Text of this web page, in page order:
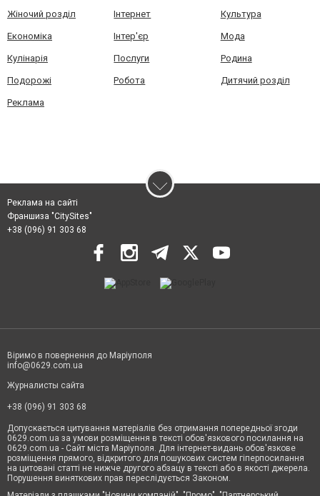
Жіночий розділ Інтернет Культура
Економіка Інтер'єр Мода
Кулінарія Послуги Родина
Подорожі Робота Дитячий розділ
Реклама
Реклама на сайті
Франшиза "CitySites"
+38 (096) 91 303 68
Віримо в повернення до Маріуполя
info@0629.com.ua
Журналисты сайта
+38 (096) 91 303 68
Допускається цитування матеріалів без отримання попередньої згоди
0629.com.ua за умови розміщення в тексті обов'язкового посилання на
0629.com.ua - Сайт міста Маріуполя. Для інтернет-видань обов'язкове
розміщення прямого, відкритого для пошукових систем гіперпосилання
на цитовані статті не нижче другого абзацу в тексті або в якості джерела.
Порушення виняткових прав переслідується Законом.